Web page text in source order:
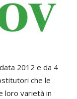
2012 e da 4
che le
loro varietà in